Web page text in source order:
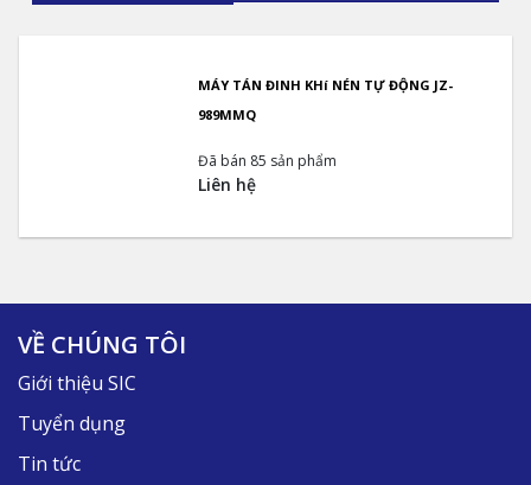
MÁY TÁN ĐINH KHí NÉN TỰ ĐỘNG JZ-
989MMQ
Đã bán 85 sản phẩm
Liên hệ
VỀ CHÚNG TÔI
Giới thiệu SIC
Tuyển dụng
Tin tức